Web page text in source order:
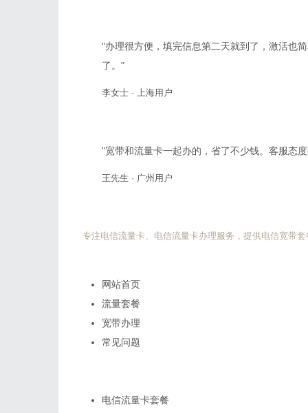
"办理很方便，填完信息第二天就到了，激活也
了。"
李女士 · 上海用户
"宽带和流量卡一起办的，省了不少钱。客服态
王先生 · 广州用户
专注电信流量卡、电信流量卡办理服务，提供电信宽带
网站首页
流量套餐
宽带办理
常见问题
电信流量卡套餐